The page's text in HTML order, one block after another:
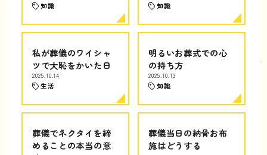
知識 知識
私が葬儀のワイシャ
ツで大恥をかいた日
2025.10.14
生活
明るいお葬式での心
の持ち方
2025.10.13
知識
葬儀でネクタイを締
めることの本当の意
葬儀当日の納骨お布
施はどうする